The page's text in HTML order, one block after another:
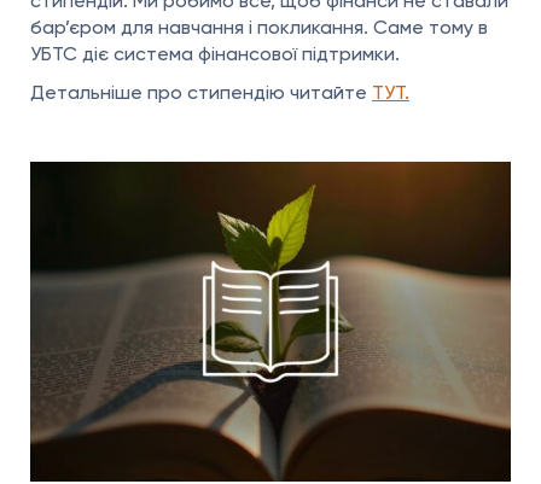
бар’єром для навчання і покликання. Саме тому в
УБТС діє система фінансової підтримки.
Детальніше про стипендію читайте ТУТ.